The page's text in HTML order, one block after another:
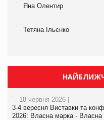
Яна Олентир
Тетяна Ільєнко
18 червня 2026 |
3-4 вересня Виставки та
2026: Власна марка - Власна